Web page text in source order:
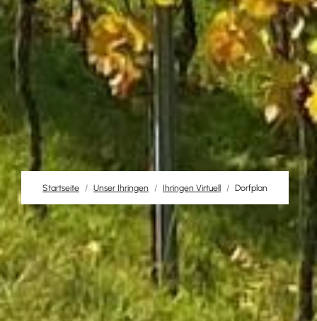
Startseite Unser Ihringen Ihringen Virtuell Dorfplan